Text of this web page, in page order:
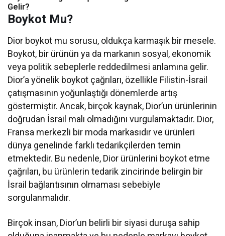
Gelir?
Boykot Mu?
Dior boykot mu sorusu, oldukça karmaşık bir mesele.
Boykot, bir ürünün ya da markanın sosyal, ekonomik
veya politik sebeplerle reddedilmesi anlamına gelir.
Dior’a yönelik boykot çağrıları, özellikle Filistin-İsrail
çatışmasının yoğunlaştığı dönemlerde artış
göstermiştir. Ancak, birçok kaynak, Dior’un ürünlerinin
doğrudan İsrail malı olmadığını vurgulamaktadır. Dior,
Fransa merkezli bir moda markasıdır ve ürünleri
dünya genelinde farklı tedarikçilerden temin
etmektedir. Bu nedenle, Dior ürünlerini boykot etme
çağrıları, bu ürünlerin tedarik zincirinde belirgin bir
İsrail bağlantısının olmaması sebebiyle
sorgulanmalıdır.
Birçok insan, Dior’un belirli bir siyasi duruşa sahip